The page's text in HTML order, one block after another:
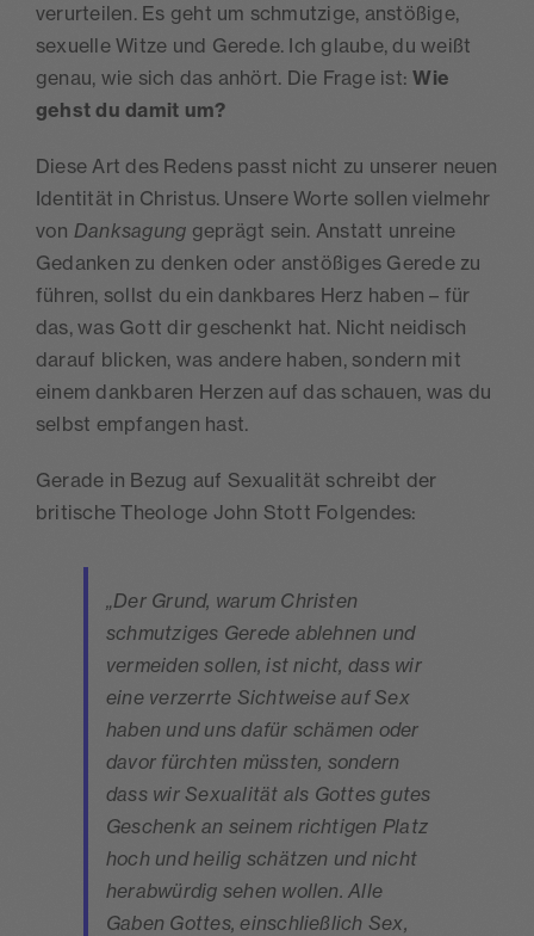
verurteilen. Es geht um schmutzige, anstößige,
sexuelle Witze und Gerede. Ich glaube, du weißt
genau, wie sich das anhört. Die Frage ist:Wie
gehst du damit um?
Diese Art des Redens passt nicht zu unserer neuen
Identität in Christus. Unsere Worte sollen vielmehr
von Danksagung geprägt sein. Anstatt unreine
Gedanken zu denken oder anstößiges Gerede zu
führen, sollst du ein dankbares Herz haben – für
das, was Gott dir geschenkt hat. Nicht neidisch
darauf blicken, was andere haben, sondern mit
einem dankbaren Herzen auf das schauen, was du
selbst empfangen hast.
Gerade in Bezug auf Sexualität schreibt der
britische Theologe John Stott Folgendes:
„Der Grund, warum Christen
schmutziges Gerede ablehnen und
vermeiden sollen, ist nicht, dass wir
eine verzerrte Sichtweise auf Sex
haben und uns dafür schämen oder
davor fürchten müssten, sondern
dass wir Sexualität als Gottes gutes
Geschenk an seinem richtigen Platz
hoch und heilig schätzen und nicht
herabwürdig sehen wollen. Alle
Gaben Gottes, einschließlich Sex,